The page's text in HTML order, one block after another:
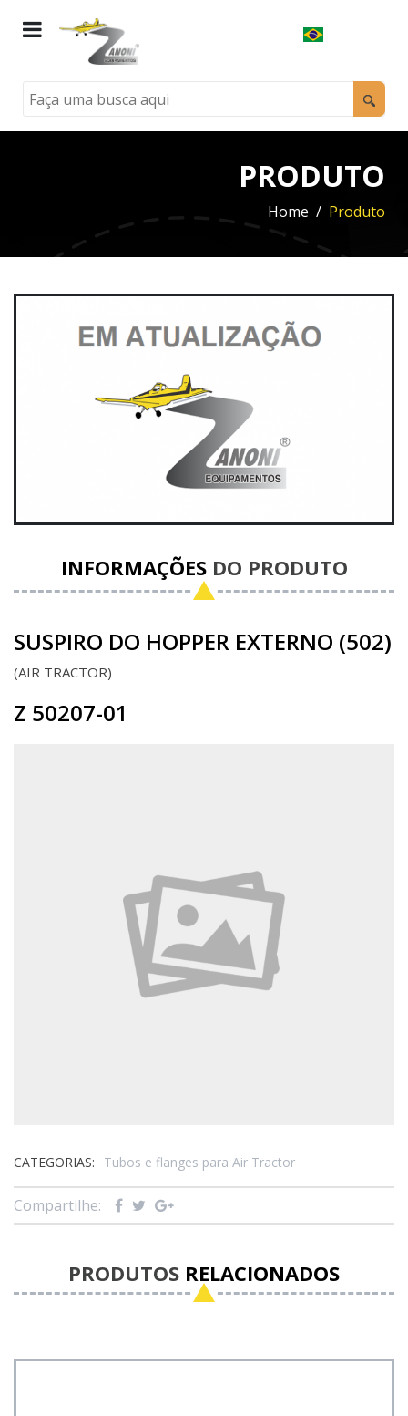
PRODUTO
Home Produto
INFORMAÇÕESDO PRODUTO
SUSPIRO DO HOPPER EXTERNO (502)
AIR TRACTOR
Z 50207-01
CATEGORIAS: Tubos e flanges para Air Tractor
Compartilhe:
PRODUTOS RELACIONADOS